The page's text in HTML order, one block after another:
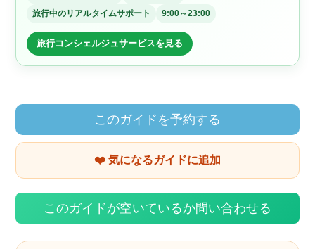
旅行中のリアルタイムサポート
9:00～23:00
旅行コンシェルジュサービスを見る
このガイドを予約する
❤️ 気になるガイドに追加
このガイドが空いているか問い合わせる